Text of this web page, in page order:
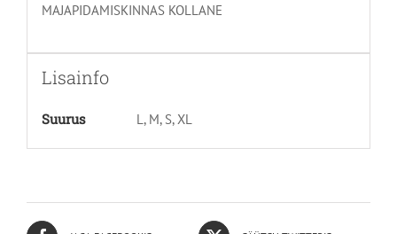
MAJAPIDAMISKINNAS KOLLANE
Lisainfo
Suurus L, M, S, XL